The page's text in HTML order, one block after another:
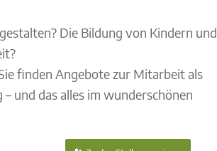
Die Bildung von Kindern und
finden Angebote zur Mitarbeit als
und das alles im wunderschönen